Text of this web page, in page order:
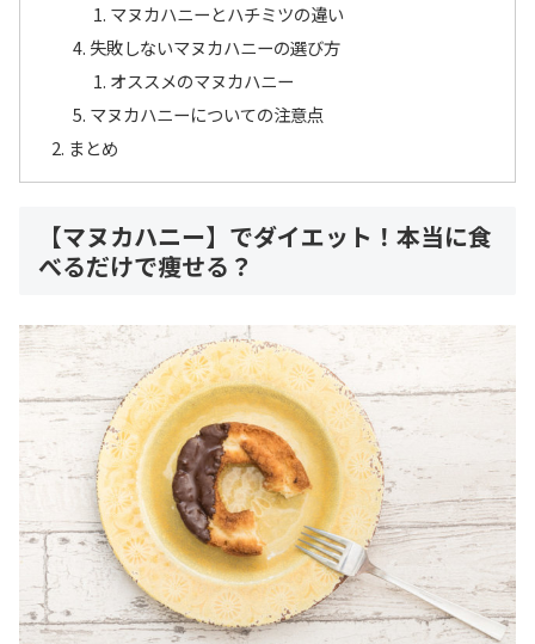
マヌカハニーとハチミツの違い
失敗しないマヌカハニーの選び方
オススメのマヌカハニー
マヌカハニーについての注意点
まとめ
【マヌカハニー】でダイエット！本当に食
べるだけで痩せる？